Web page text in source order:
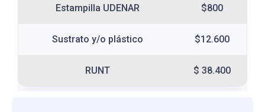
Estampilla UDENAR $800
Sustrato y/o plástico $12.600
RUNT $ 38.400